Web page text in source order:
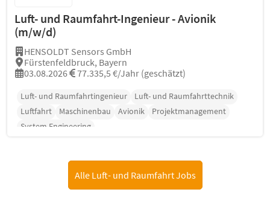
Luft- und Raumfahrt-Ingenieur - Avionik
(m/w/d)
HENSOLDT Sensors GmbH
Fürstenfeldbruck, Bayern
03.08.2026
77.335,5 €/Jahr (geschätzt)
Luft- und Raumfahrtingenieur
Luft- und Raumfahrttechnik
Luftfahrt
Maschinenbau Avionik
Projektmanagement
System Engineering
Alle Luft- und Raumfahrt Jobs